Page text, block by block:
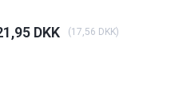
DKK (17,56 DKK)